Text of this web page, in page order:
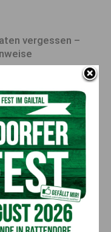
vergessen –
Zeugen